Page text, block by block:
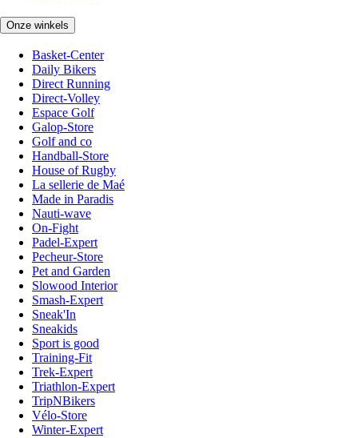
Onze winkels
Basket-Center
Daily Bikers
Direct Running
Direct-Volley
Espace Golf
Galop-Store
Golf and co
Handball-Store
House of Rugby
La sellerie de Maé
Made in Paradis
Nauti-wave
On-Fight
Padel-Expert
Pecheur-Store
Pet and Garden
Slowood Interior
Smash-Expert
Sneak'In
Sneakids
Sport is good
Training-Fit
Trek-Expert
Triathlon-Expert
TripNBikers
Vélo-Store
Winter-Expert